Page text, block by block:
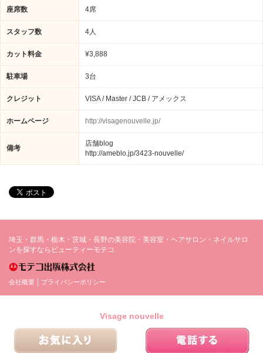
座席数 4席
スタッフ数 4人
カット料金 ¥3,888
駐車場 3台
クレジット VISA / Master / JCB / アメックス
ホームページ http://visagenouvelle.jp/
備考
店舗blog
http://ameblo.jp/3423-nouvelle/
Visage nouvelle
埼玉・群馬・栃木・茨城・長野の美容院・美容室・ヘアサロン・ネイルサロ
ンを探すならビューティーモテコ
会社概要 プライバシーポリシー